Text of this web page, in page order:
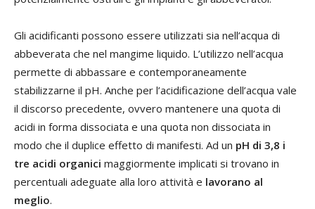
Gli acidificanti possono essere utilizzati sia nell’acqua di
abbeverata che nel mangime liquido. L’utilizzo nell’acqua
permette di abbassare e contemporaneamente
stabilizzarne il pH. Anche per l’acidificazione dell’acqua vale
il discorso precedente, ovvero mantenere una quota di
acidi in forma dissociata e una quota non dissociata in
modo che il duplice effetto di manifesti. Ad un pH di 3,8 i
tre acidi organici maggiormente implicati si trovano in
percentuali adeguate alla loro attività e lavorano al
meglio.